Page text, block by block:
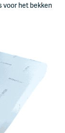
voor het bekken